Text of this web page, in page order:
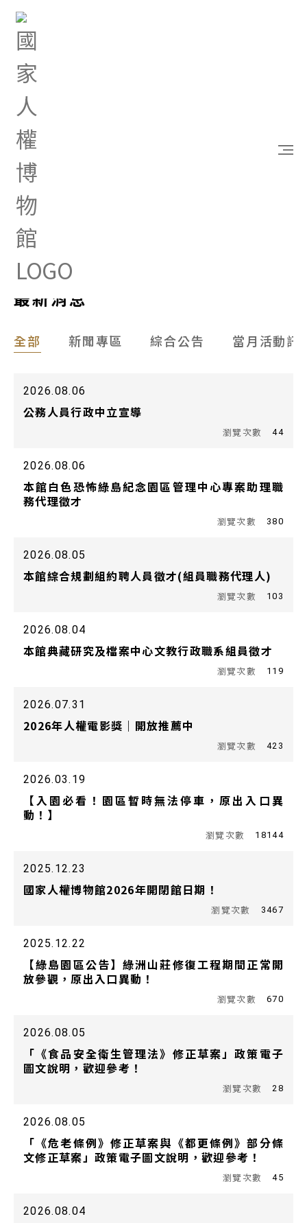
首頁
最新消息
全部 新聞專區 綜合公告 當月活動訊
2026.08.06
公務人員行政中立宣導
44
2026.08.06
本館白色恐怖綠島紀念園區管理中心專案助理職
務代理徵才
380
2026.08.05
本館綜合規劃組約聘人員徵才(組員職務代理人)
103
2026.08.04
本館典藏研究及檔案中心文教行政職系組員徵才
119
2026.07.31
2026年人權電影獎｜開放推薦中
423
2026.03.19
【入園必看！園區暫時無法停車，原出入口異
動！】
18144
2025.12.23
國家人權博物館2026年開閉館日期！
3467
2025.12.22
【綠島園區公告】綠洲山莊修復工程期間正常開
放參觀，原出入口異動！
670
2026.08.05
「《食品安全衛生管理法》修正草案」政策電子
圖文說明，歡迎參考！
28
2026.08.05
「《危老條例》修正草案與《都更條例》部分條
文修正草案」政策電子圖文說明，歡迎參考！
45
2026.08.04